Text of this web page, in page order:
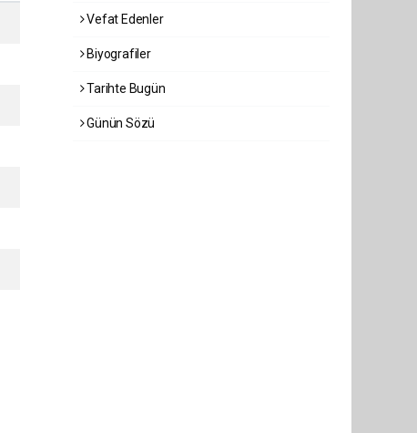
Vefat Edenler
Biyografiler
Tarihte Bugün
Günün Sözü